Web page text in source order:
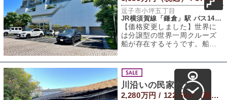
逗子市小坪五丁目
JR横須賀線「鎌倉」駅 バス14分 「小坪」バス停 徒歩6分
【価格変更しました】世界に
は分譲型の世界一周クルーズ
船が存在するそうです。船が
うで、部屋をリフ
川沿いの民家たち
2,280万円 / 122.56㎡（建物） 247.04㎡（敷地）